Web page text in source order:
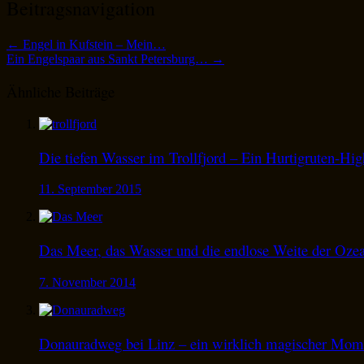
← Engel in Kufstein – Mein…
Ein Engelspaar aus Sankt Petersburg… →
Die tiefen Wasser im Trollfjord – Ein Hurtigruten-
11. September 2015
Das Meer, das Wasser und die endlose Weite der
7. November 2014
Donauradweg bei Linz – ein wirklich magischer